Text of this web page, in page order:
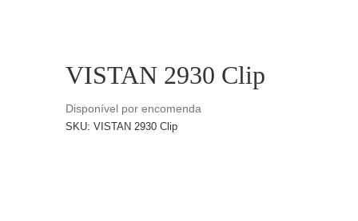
VISTAN 2930 Clip
Disponível por encomenda
SKU:VISTAN 2930 Clip